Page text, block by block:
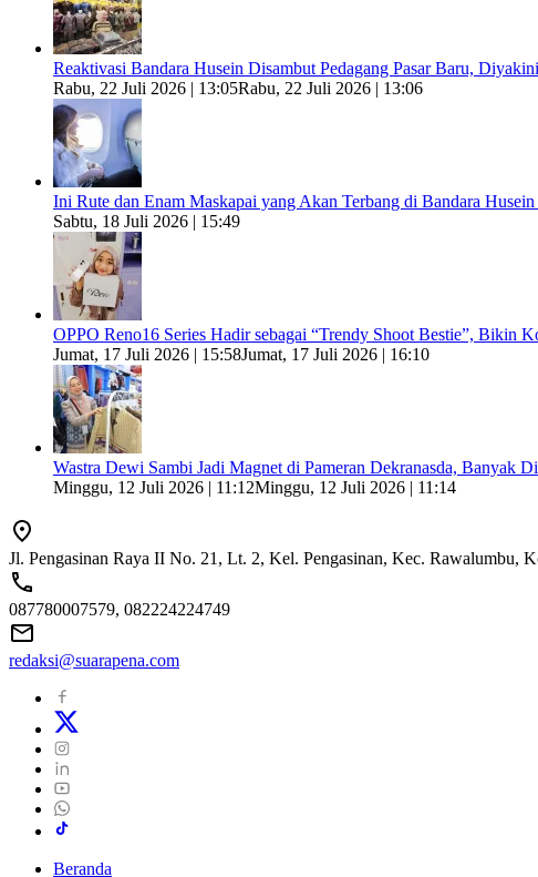
Reaktivasi Bandara Husein Disambut Pedagang Pasar Baru,
Rabu, 22 Juli 2026 | 13:05Rabu, 22 Juli 2026 | 13:06
Ini Rute dan Enam Maskapai yang Akan Terbang di Bandara Husein
Sabtu, 18 Juli 2026 | 15:49
OPPO Reno16 Series Hadir sebagai “Trendy Shoot Bestie”, Bikin
Jumat, 17 Juli 2026 | 15:58Jumat, 17 Juli 2026 | 16:10
Wastra Dewi Sambi Jadi Magnet di Pameran Dekranasda, Banyak
Minggu, 12 Juli 2026 | 11:12Minggu, 12 Juli 2026 | 11:14
Jl. Pengasinan Raya II No. 21, Lt. 2, Kel. Pengasinan, Kec. Rawalumbu,
087780007579, 082224224749
redaksi@suarapena.com
Beranda